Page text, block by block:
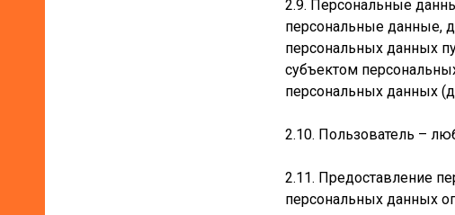
2.9. Персональные
персональные данные,
персональных данных
субъектом
персональных данных
2.10. Пользователь –
2.11. Предоставление
персональных данных